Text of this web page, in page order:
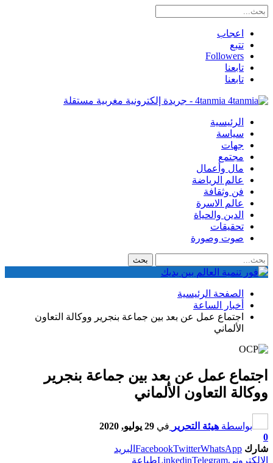
اعجاب
تتبع
Followers
تابعنا
تابعنا
4tanmia - جريدة إلكترونية مغربية مستقلة
الرئيسية
سياسة
جهات
مجتمع
مال وأعمال
عالم الرياضة
فن وثقافة
عالم الاسرة
الدين والحياة
تحقيقات
صوت وصورة
الصفحة الرئيسية
أخبار الساعة
اجتماع عمل عن بعد بين جماعة بنجرير ووكالة التعاون
الألماني
اجتماع عمل عن بعد بين جماعة بنجرير
ووكالة التعاون الألماني
بواسطة هيئة التحرير في 29 يوليو, 2020
0
شارك
FacebookTwitterWhatsApp
البريد
الإلكتروني
LinkedinTelegram طباعة